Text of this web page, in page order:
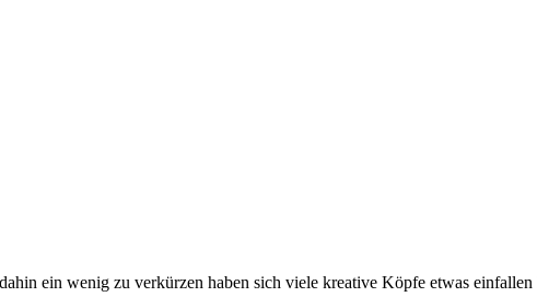
ein wenig zu verkürzen haben sich viele kreative Köpfe etwas einfallen